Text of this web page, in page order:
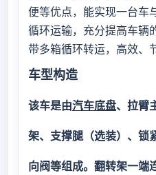
便等优点，能实现一台车
循环运输，充分提高车辆
带多箱循环转运，高效、
车型构造
该车是由汽车底盘、拉臂
架、支撑腿（选装）、锁
向阀等组成。翻转架一端